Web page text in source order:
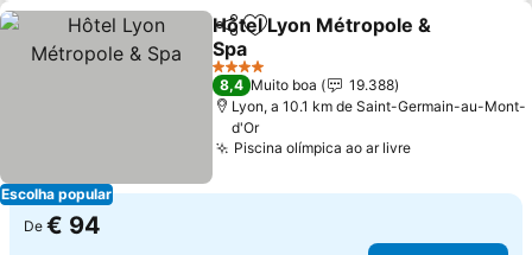
Escolha popular
PartilharAdicionar aos favoritos
Hôtel Lyon Métropole &
Spa
4 Estrelas
8,4 Muito boa
19.388
Lyon, a 10.1 km de Saint-Germain-au-Mont-
d'Or
Piscina olímpica ao ar livre
De € 94